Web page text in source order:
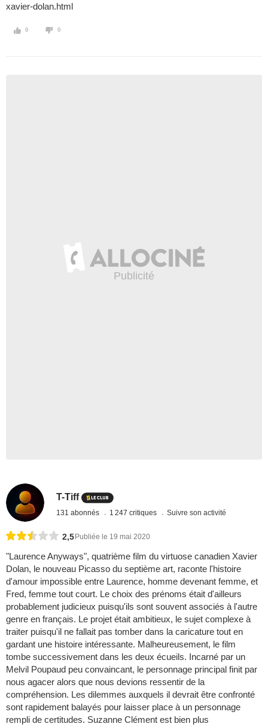
xavier-dolan.html
0 0
T-Tiff
131 abonnés 1 247 critiques Suivre son activité
2,5 Publiée le 19 mai 2020
"Laurence Anyways", quatrième film du virtuose canadien Xavier
Dolan, le nouveau Picasso du septième art, raconte l'histoire
d'amour impossible entre Laurence, homme devenant femme, et
Fred, femme tout court. Le choix des prénoms était d'ailleurs
probablement judicieux puisqu'ils sont souvent associés à l'autre
genre en français. Le projet était ambitieux, le sujet complexe à
traiter puisqu'il ne fallait pas tomber dans la caricature tout en
gardant une histoire intéressante. Malheureusement, le film
tombe successivement dans les deux écueils. Incarné par un
Melvil Poupaud peu convaincant, le personnage principal finit par
nous agacer alors que nous devions ressentir de la
compréhension. Les dilemmes auxquels il devrait être confronté
sont rapidement balayés pour laisser place à un personnage
rempli de certitudes. Suzanne Clément est bien plus